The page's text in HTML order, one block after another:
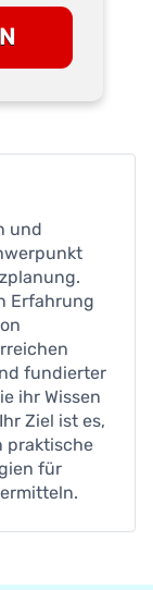
und
Erfahrung
fundierter
ihr Wissen
Ziel ist es,
praktische
für